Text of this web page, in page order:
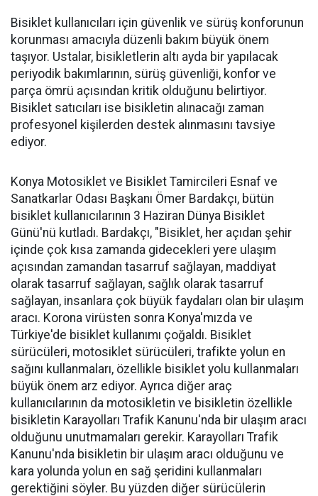
Bisiklet kullanıcıları için güvenlik ve sürüş konforunun
korunması amacıyla düzenli bakım büyük önem
taşıyor. Ustalar, bisikletlerin altı ayda bir yapılacak
periyodik bakımlarının, sürüş güvenliği, konfor ve
parça ömrü açısından kritik olduğunu belirtiyor.
Bisiklet satıcıları ise bisikletin alınacağı zaman
profesyonel kişilerden destek alınmasını tavsiye
ediyor.
Konya Motosiklet ve Bisiklet Tamircileri Esnaf ve
Sanatkarlar Odası Başkanı Ömer Bardakçı, bütün
bisiklet kullanıcılarının 3 Haziran Dünya Bisiklet
Günü'nü kutladı. Bardakçı, "Bisiklet, her açıdan şehir
içinde çok kısa zamanda gidecekleri yere ulaşım
açısından zamandan tasarruf sağlayan, maddiyat
olarak tasarruf sağlayan, sağlık olarak tasarruf
sağlayan, insanlara çok büyük faydaları olan bir ulaşım
aracı. Korona virüsten sonra Konya'mızda ve
Türkiye'de bisiklet kullanımı çoğaldı. Bisiklet
sürücüleri, motosiklet sürücüleri, trafikte yolun en
sağını kullanmaları, özellikle bisiklet yolu kullanmaları
büyük önem arz ediyor. Ayrıca diğer araç
kullanıcılarının da motosikletin ve bisikletin özellikle
bisikletin Karayolları Trafik Kanunu'nda bir ulaşım aracı
olduğunu unutmamaları gerekir. Karayolları Trafik
Kanunu'nda bisikletin bir ulaşım aracı olduğunu ve
kara yolunda yolun en sağ şeridini kullanmaları
gerektiğini söyler. Bu yüzden diğer sürücülerin